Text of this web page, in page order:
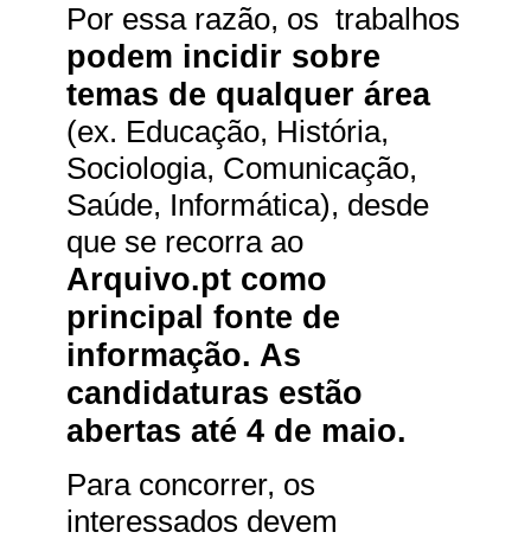
Por essa razão, os trabalhos
podem incidir sobre
temas de qualquer área
(ex. Educação, História,
Sociologia, Comunicação,
Saúde, Informática), desde
que se recorra ao
Arquivo.pt como
principal fonte de
informação. As
candidaturas estão
abertas até 4 de maio.
Para concorrer, os
interessados devem